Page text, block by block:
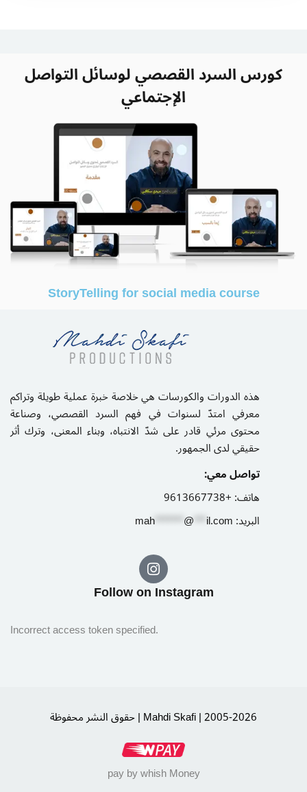
كورس السرد القصصي لوسائل التواصل
الإجتماعي
StoryTelling for social media course
هذه الدورات والكورسات هي خلاصة خبرة عملية طويلة وتراكم
معرفي امتدّ لسنوات في فهم السرد القصصي، وصناعة
محتوى مرئي قادر على شدّ الانتباه، وبناء المعنى، وترك أثر
حقيقي لدى الجمهور.
تواصل معي:
هاتف:+9613667738
البريد:
mah*******@***il.com
Follow on Instagram​
Incorrect access token specified.
حقوق النشر محفوظة | Mahdi Skafi | 2005-2026
pay by whish Money